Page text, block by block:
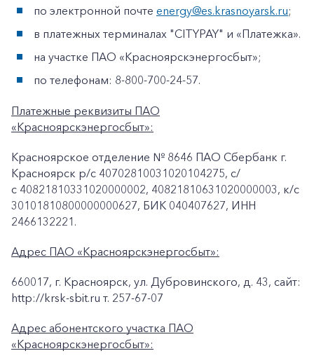
по электронной почте energy@es.krasnoyarsk.ru;
в платежных терминалах "CITYPAY" и «Платежка».
на участке ПАО «Красноярскэнергосбыт»;
по телефонам: 8-800-700-24-57.
Платежные реквизиты ПАО
«Красноярскэнергосбыт»:
Красноярское отделение № 8646 ПАО Сбербанк г.
Красноярск p/c 40702810031020104275, с/
с 40821810331020000002, 40821810631020000003, к/c
30101810800000000627, БИК 040407627, ИНН
2466132221.
Адрес ПАО «Красноярскэнергосбыт»:
660017, г. Красноярск, ул. Дубровинского, д. 43, сайт:
http://krsk-sbit.ru т. 257-67-07
Адрес абонентского участка ПАО
«Красноярскэнергосбыт»: